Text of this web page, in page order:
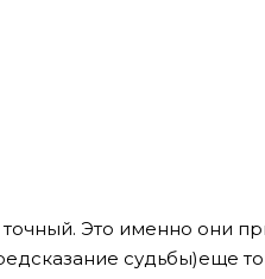
Это именно они
судьбы)еще